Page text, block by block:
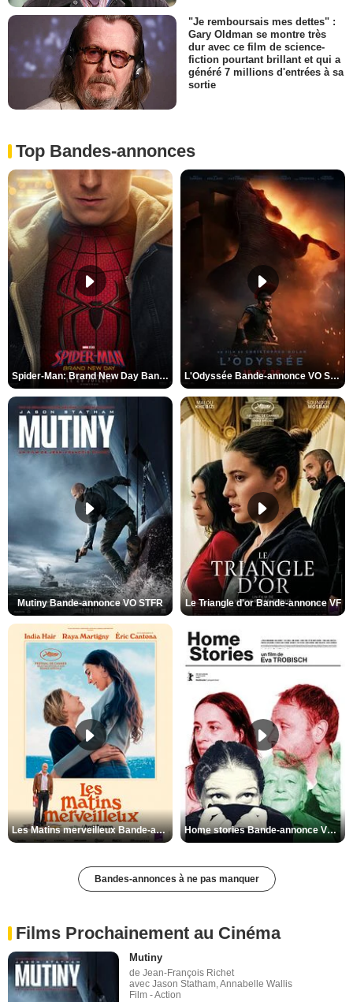
"Je remboursais mes dettes" :
Gary Oldman se montre très
dur avec ce film de science-
fiction pourtant brillant et qui a
généré 7 millions d'entrées à sa
sortie
Top Bandes-annonces
Spider-Man: Brand New Day Bande-annonce VO STFR L'Odyssée Bande-annonce VO STFR
Mutiny Bande-annonce VO STFR Le Triangle d'or Bande-annonce VF
Les Matins merveilleux Bande-annonce VF Home stories Bande-annonce VO STFR
Bandes-annonces à ne pas manquer
Films Prochainement au Cinéma
Mutiny
de Jean-François Richet
avec Jason Statham, Annabelle Wallis
Film - Action